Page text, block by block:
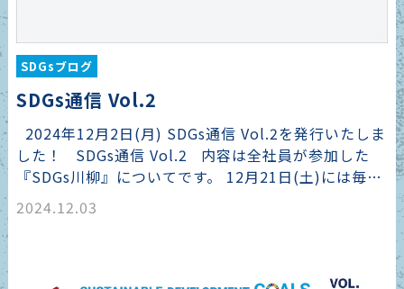
SDGsブログ
SDGs通信 Vol.2
2024年12月2日(月) SDGs通信 Vol.2を発行いたしま
した！ SDGs通信 Vol.2 内容は全社員が参加した
『SDGs川柳』についてです。 12月21日(土)には毎…
2024.12.03